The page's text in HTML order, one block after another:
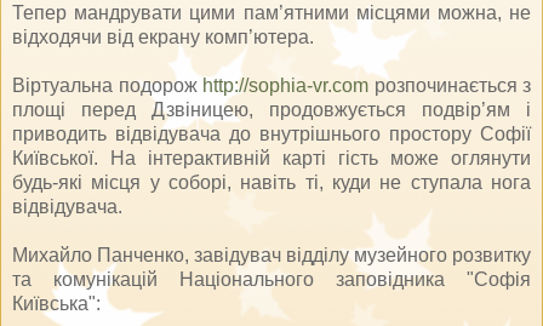
Тепер мандрувати цими пам’ятними місцями можна, не
відходячи від екрану комп’ютера.
Віртуальна подорож http://sophia-vr.com розпочинається з
площі перед Дзвіницею, продовжується подвір’ям і
приводить відвідувача до внутрішнього простору Софії
Київської. На інтерактивній карті гість може оглянути
будь-які місця у соборі, навіть ті, куди не ступала нога
відвідувача.
Михайло Панченко, завідувач відділу музейного розвитку
та комунікацій Національного заповідника "Софія
Київська":